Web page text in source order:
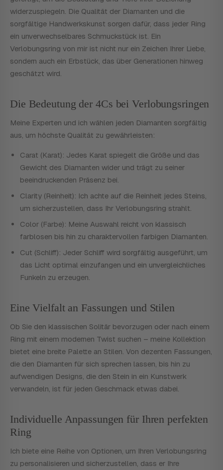
widerzuspiegeln. Die Qualität der Diamanten und die
sorgfältige Handwerkskunst sorgen dafür, dass jeder Ring
ein unverwechselbares Schmuckstück ist. Ein
Verlobungsring von mir ist nicht nur ein Zeichen Ihrer Liebe,
sondern auch ein Erbstück, das über Generationen hinweg
geschätzt wird.
Die Bedeutung der 4Cs bei Verlobungsringen
Meine Experten und ich wählen jeden Diamanten sorgfältig
aus, um höchste Qualität zu gewährleisten:
Carat (Karat): Jedes Karat spiegelt die Größe und das
Gewicht des Diamanten wider und trägt zu seiner
beeindruckenden Präsenz bei.
Clarity (Reinheit): Ich achte auf die Reinheit jedes Steins,
um sicherzustellen, dass Ihr Verlobungsring strahlt.
Color (Farbe): Meine Auswahl reicht von klassisch
farblosen bis hin zu charaktervollen farbigen Diamanten.
Cut (Schliff): Jeder Schliff wird sorgfältig ausgeführt, um
das Licht optimal einzufangen und ein unvergleichliches
Funkeln zu erzeugen.
Eine Vielfalt an Fassungen und Stilen
Ob Sie den klassischen Solitär bevorzugen oder nach einem
Ring mit einem modernen Twist suchen – meine Kollektion
bietet eine breite Palette an Stilen. Von dezenten Fassungen,
die den Diamanten für sich sprechen lassen, bis hin zu
aufwendigen Designs, die den Stein in ein Kunstwerk
verwandeln, ist für jeden Geschmack etwas dabei.
Individuelle Anpassungen für Ihren perfekten
Ring
Ich biete eine Reihe von Optionen, um Ihren Verlobungsring
zu personalisieren und sicherzustellen, dass er Ihre